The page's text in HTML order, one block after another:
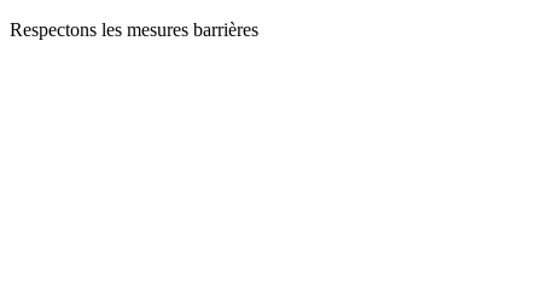
Respectons les mesures barrières